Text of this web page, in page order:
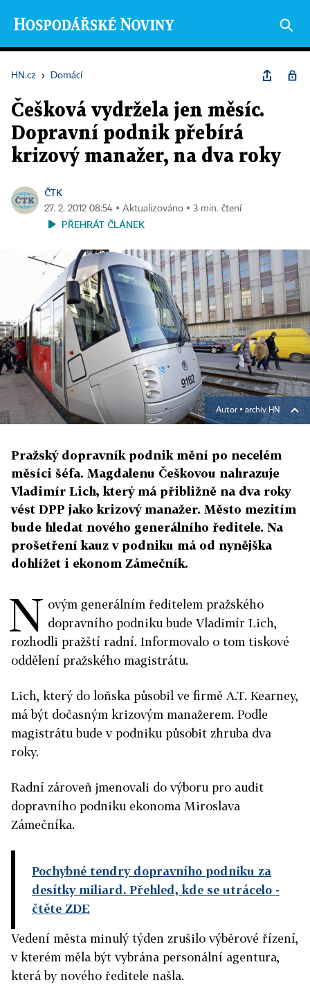
HN.cz › Domácí
Češková vydržela jen měsíc.
Dopravní podnik přebírá
krizový manažer, na dva roky
ČTK
27. 2. 2012 08:54 ▪ Aktualizováno ▪ 3 min. čtení
PŘEHRÁT ČLÁNEK
Autor ▪archiv HN
Pražský dopravník podnik mění po necelém
měsíci šéfa. Magdalenu Češkovou nahrazuje
Vladimír Lich, který má přibližně na dva roky
vést DPP jako krizový manažer. Město mezitím
bude hledat nového generálního ředitele. Na
prošetření kauz v podniku má od nynějška
dohlížet i ekonom Zámečník.
N ovým generálním ředitelem pražského
dopravního podniku bude Vladimír Lich,
rozhodli pražští radní. Informovalo o tom tiskové
oddělení pražského magistrátu.
Lich, který do loňska působil ve firmě A.T. Kearney,
má být dočasným krizovým manažerem. Podle
magistrátu bude v podniku působit zhruba dva
roky.
Radní zároveň jmenovali do výboru pro audit
dopravního podniku ekonoma Miroslava
Zámečníka.
Pochybné tendry dopravního podniku za
desítky miliard. Přehled, kde se utrácelo -
čtěte ZDE
Vedení města minulý týden zrušilo výběrové řízení,
v kterém měla být vybrána personální agentura,
která by nového ředitele našla.